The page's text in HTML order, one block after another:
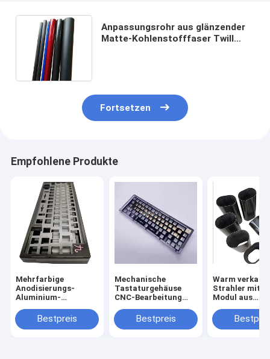
Anpassungsrohr aus glänzender
Matte-Kohlenstofffaser Twill
Fortsetzen
Empfohlene Produkte
Mehrfarbige
Anodisierungs-
Aluminium-
Bestpreis
Mechanische
Tastaturgehäuse
CNC-Bearbeitung
Aluminium anodiert
für 60% 75%
Bestpreis
Warm
Strahler mit
Modul aus